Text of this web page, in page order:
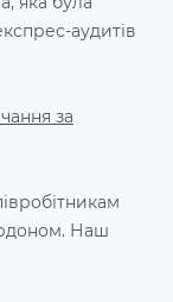
аудитів
за
Наш